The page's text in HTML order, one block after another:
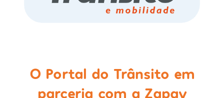
O Portal do Trânsito em
parceria com a Zapay